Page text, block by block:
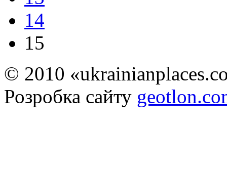
14
15
© 2010
Розробка сайту